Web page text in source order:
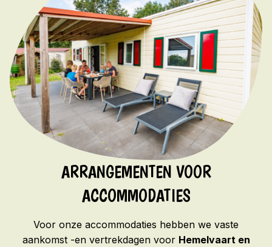
ARRANGEMENTEN VOOR
ACCOMMODATIES
Voor onze accommodaties hebben we vaste
aankomst -en vertrekdagen voor Hemelvaart en